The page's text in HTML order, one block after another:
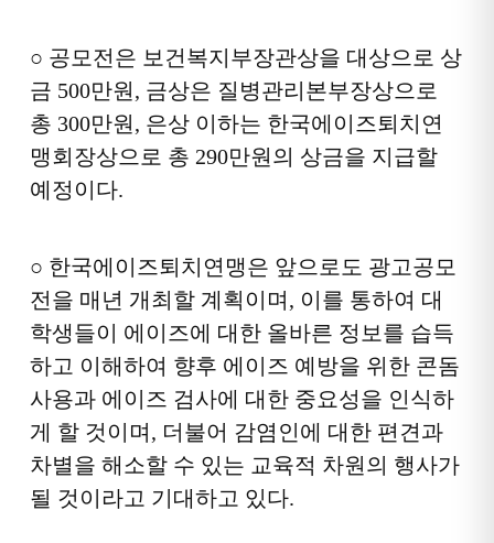
○ 공모전은 보건복지부장관상을 대상으로 상
금 500만원 , 금상은 질병관리본부장상으로
총 300만원, 은상 이하는 한국에이즈퇴치 연
맹회장상으로 총 290만원의 상금을 지급할
예정이다.
○ 한국에이즈퇴치연맹은 앞으로도 광고공모
전을 매년 개최할 계획이며, 이를 통하여 대
학생들이 에이즈에 대한 올바른 정보를 습득
하고 이해하여 향후 에이즈 예방을 위한 콘돔
사용과 에이즈 검사에 대한 중요성을 인식하
게 할 것이며, 더불어 감염인에 대한 편견과
차별을 해소할 수 있는 교육적 차원의 행사가
될 것이라고 기대하고 있다.